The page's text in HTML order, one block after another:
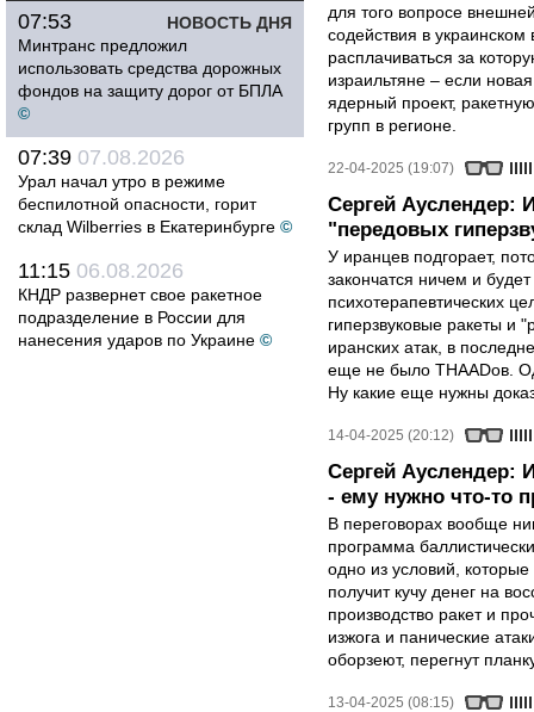
НОВОСТЬ ДНЯ
07:53
Минтранс предложил
использовать средства дорожных
фондов на защиту дорог от БПЛА
©
07:39 07.08.2026
Урал начал утро в режиме
беспилотной опасности, горит
склад Wilberries в Екатеринбурге ©
11:15 06.08.2026
КНДР развернет свое ракетное
подразделение в России для
нанесения ударов по Украине ©
для того вопросе
содействия в
расплачиваться за
израильтяне – если
ядерный проект,
групп в регионе.
22-04-2025 (19:07)
Сергей Ауслендер:
"передовых
У иранцев подгорает,
закончатся ничем и
психотерапевтических
гиперзвуковые ракеты и
иранских атак, в
еще не было THAADов.
Ну какие еще нужны
14-04-2025 (20:12)
Сергей Ауслендер:
- ему нужно что-то
В переговорах вообще
программа
одно из условий,
получит кучу денег на
производство ракет и
изжога и панические
оборзеют, перегнут
13-04-2025 (08:15)